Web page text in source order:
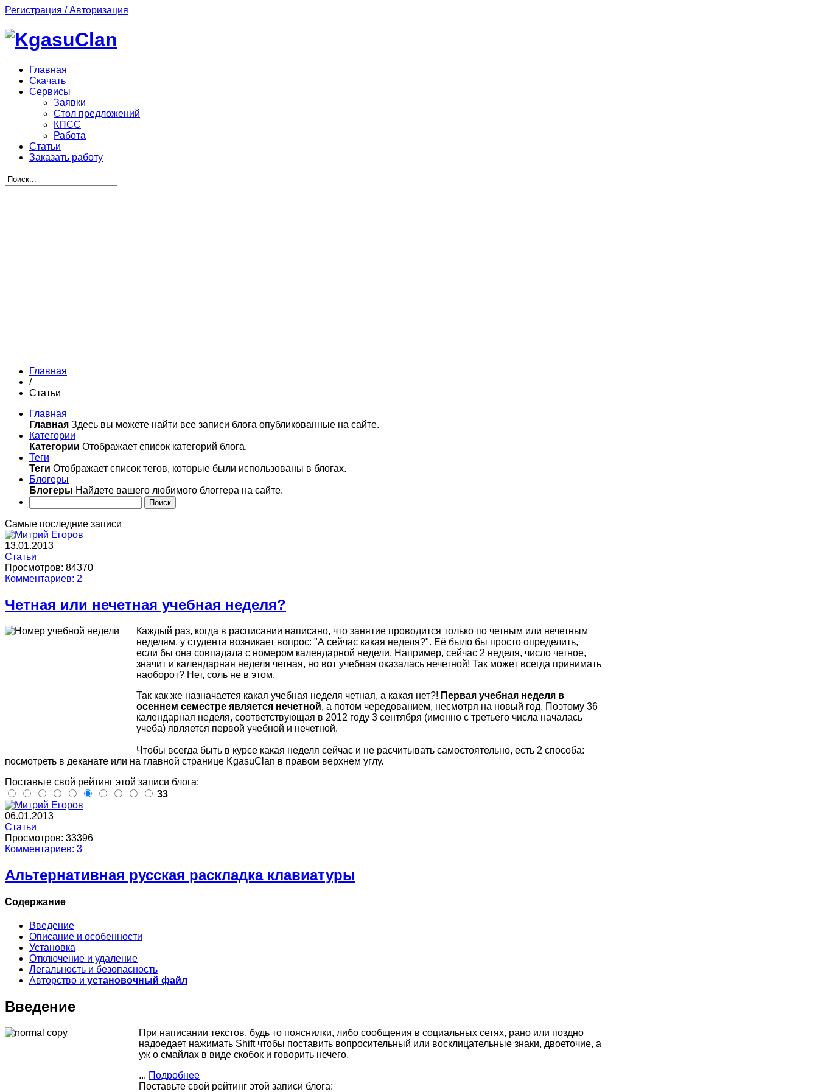
Регистрация / Авторизация
Главная
Скачать
Сервисы
Заявки
Стол предложений
КПСС
Работа
Статьи
Заказать работу
Главная
/
Статьи
Главная
Главная Здесь вы можете найти все записи блога опубликованные на сайте.
Категории
Категории Отображает список категорий блога.
Теги
Теги Отображает список тегов, которые были использованы в блогах.
Блогеры
Блогеры Найдете вашего любимого блоггера на сайте.
Поиск
Самые последние записи
13.01.2013
Статьи
Просмотров: 84370
Комментариев: 2
Четная или нечетная учебная неделя?
Каждый раз, когда в расписании написано, что занятие проводится только по четным или нечетным
неделям, у студента возникает вопрос: "А сейчас какая неделя?". Её было бы просто определить,
если бы она совпадала с номером календарной недели. Например, сейчас 2 неделя, число четное,
значит и календарная неделя четная, но вот учебная оказалась нечетной! Так может всегда принимать
наоборот? Нет, соль не в этом.
Так как же назначается какая учебная неделя четная, а какая нет?! Первая учебная неделя в
осеннем семестре является нечетной, а потом чередованием, несмотря на новый год. Поэтому 36
календарная неделя, соответствующая в 2012 году 3 сентября (именно с третьего числа началась
учеба) является первой учебной и нечетной.
Чтобы всегда быть в курсе какая неделя сейчас и не расчитывать самостоятельно, есть 2 способа:
посмотреть в деканате или на главной странице KgasuClan в правом верхнем углу.
Поставьте свой рейтинг этой записи блога:
33
06.01.2013
Статьи
Просмотров: 33396
Комментариев: 3
Альтернативная русская раскладка клавиатуры
Содержание
Введение
Описание и особенности
Установка
Отключение и удаление
Легальность и безопасность
Авторство и установочный файл
Введение
При написании текстов, будь то пояснилки, либо сообщения в социальных сетях, рано или поздно
надоедает нажимать Shift чтобы поставить вопросительный или восклицательные знаки, двоеточие, a
уж о смайлах в виде скобок и говорить нечего.
... Подробнее
Поставьте свой рейтинг этой записи блога: